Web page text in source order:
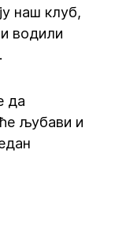
наш клуб,
водили
да
љубави и